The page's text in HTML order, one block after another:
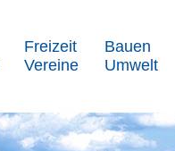
Freizeit
Vereine
Bauen
Umwelt